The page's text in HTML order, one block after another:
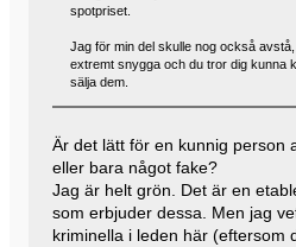
spotpriset.
Jag för min del skulle nog också
extremt snygga och du tror dig kunna
sälja dem.
Är det lätt för en kunnig person
eller bara något fake?
Jag är helt grön. Det är en
som erbjuder dessa. Men jag
kriminella i leden här (eftersom